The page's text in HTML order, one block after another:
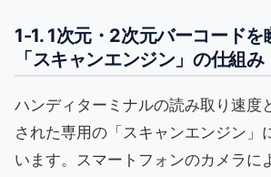
1-1. 1次元・2次元バーコードを
「スキャンエンジン」の仕組み
ハンディターミナルの読み取り速度
された専用の「スキャンエンジン」
います。スマートフォンのカメラに